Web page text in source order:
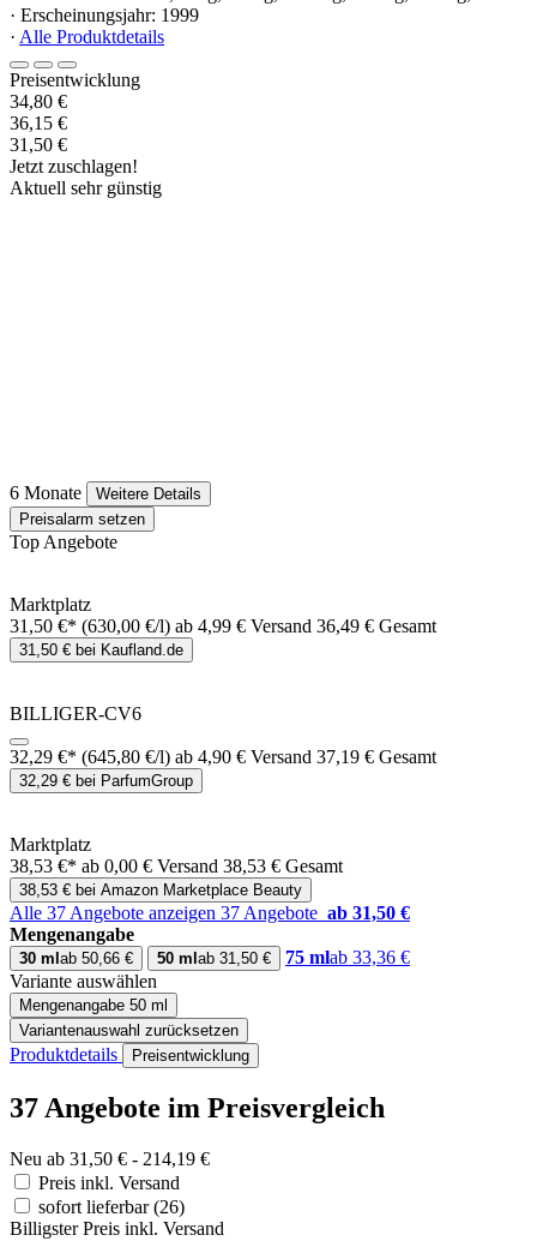
· Erscheinungsjahr: 1999
· Alle Produktdetails
Preisentwicklung
34,80 €
36,15 €
31,50 €
Jetzt zuschlagen!
Aktuell sehr günstig
6 Monate
Weitere Details
Preisalarm setzen
Top Angebote
Marktplatz
31,50 €* (630,00 €/l) ab 4,99 € Versand 36,49 € Gesamt
31,50 € bei Kaufland.de
BILLIGER-CV6
32,29 €* (645,80 €/l) ab 4,90 € Versand 37,19 € Gesamt
32,29 € bei ParfumGroup
Marktplatz
38,53 €* ab 0,00 € Versand 38,53 € Gesamt
38,53 € bei Amazon Marketplace Beauty
Alle 37 Angebote anzeigen 37 Angebote ab 31,50 €
Mengenangabe
30 ml ab 50,66 € 50 ml ab 31,50 € 75 mlab 33,36 €
Variante auswählen
Mengenangabe 50 ml
Variantenauswahl zurücksetzen
Produktdetails Preisentwicklung
37 Angebote im Preisvergleich
Neu ab 31,50 € - 214,19 €
Preis inkl. Versand
sofort lieferbar(26)
Billigster Preis inkl. Versand